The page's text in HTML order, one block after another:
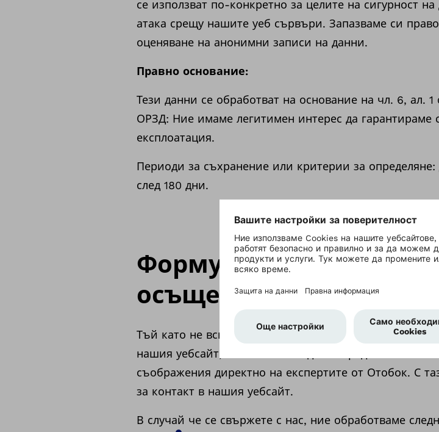
се използват по-конкретно за целите на сигурност
атака срещу нашите уеб сървъри. Запазваме си
оценяване на анонимни записи на данни.
Правно основание:
Тези данни се обработват на основание на чл. 6, ал. 1
ОРЗД: Ние имаме легитимен интерес да гарантираме
експлоатация.
Периоди за съхранение или критерии за
след 180 дни.
Формуляр за
осъществяване на
Тъй като не всички въпроси могат да получат
нашия уебсайт, бихме желали да Ви предоставим
съображения директно на експертите от Отобок. С
за контакт в нашия уебсайт.
В случай че се свържете с нас, ние обработваме